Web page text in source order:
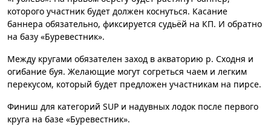
которого участник будет должен коснуться. Касание
баннера обязательно, фиксируется судьёй на КП. И обратно
на базу «Буревестник».
Между кругами обязателен заход в акваторию р. Сходня и
огибание буя. Желающие могут согреться чаем и легким
перекусом, который будет предложен участникам на пирсе.
Финиш для категорий SUP и надувных лодок после первого
круга на базе «Буревестник».